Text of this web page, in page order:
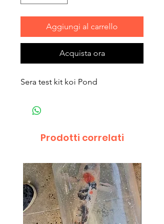
Aggiungi al carrello
Acquista ora
Sera test kit koi Pond
Prodotti correlati